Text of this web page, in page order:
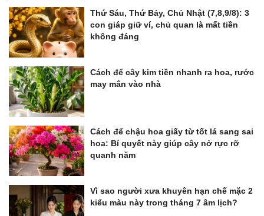
Thứ Sáu, Thứ Bảy, Chủ Nhật (7,8,9/8): 3
con giáp giữ ví, chủ quan là mất tiền
không đáng
Cách để cây kim tiền nhanh ra hoa, rước
may mắn vào nhà
Cách để chậu hoa giấy từ tốt lá sang sai
hoa: Bí quyết này giúp cây nở rực rỡ
quanh năm
Vì sao người xưa khuyên hạn chế mặc 2
kiểu màu này trong tháng 7 âm lịch?